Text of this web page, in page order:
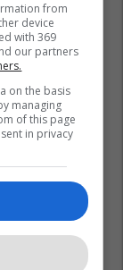
emër.
disa
veçohen
from
device
with 369
our partners
on the basis
managing
of this page
in privacy